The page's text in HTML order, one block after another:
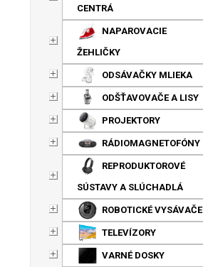
CENTRÁ
NAPAROVACIE
ŽEHLIČKY
ODSÁVAČKY MLIEKA
ODŠŤAVOVAČE A LISY
PROJEKTORY
RÁDIOMAGNETOFÓNY
REPRODUKTOROVÉ
SÚSTAVY A SLÚCHADLÁ
ROBOTICKÉ VYSÁVAČE
TELEVÍZORY
VARNÉ DOSKY